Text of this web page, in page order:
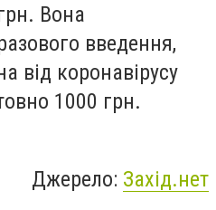
Вона
введення,
від коронавірусу
1000 грн.
Джерело: Захід.нет